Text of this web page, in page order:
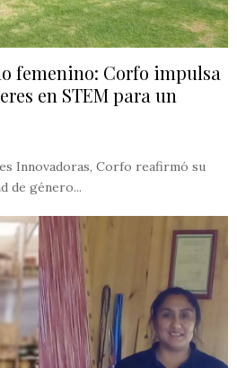
femenino: Corfo impulsa
en STEM para un
Innovadoras, Corfo reafirmó su
de género...